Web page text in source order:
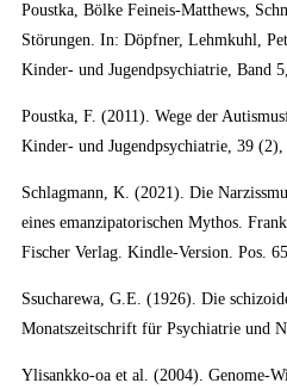
Poustka, Bölke Feineis-Matthews,
Störungen. In: Döpfner, Lehmkuhl,
Kinder- und Jugendpsychiatrie, Band
Poustka, F. (2011). Wege der
Kinder- und Jugendpsychiatrie, 39 (2),
Schlagmann, K. (2021). Die
eines emanzipatorischen Mythos.
Fischer Verlag. Kindle-Version. Pos.
Ssucharewa, G.E. (1926). Die
Monatszeitschrift für Psychiatrie und
Ylisankko-oa et al. (2004). Genome-